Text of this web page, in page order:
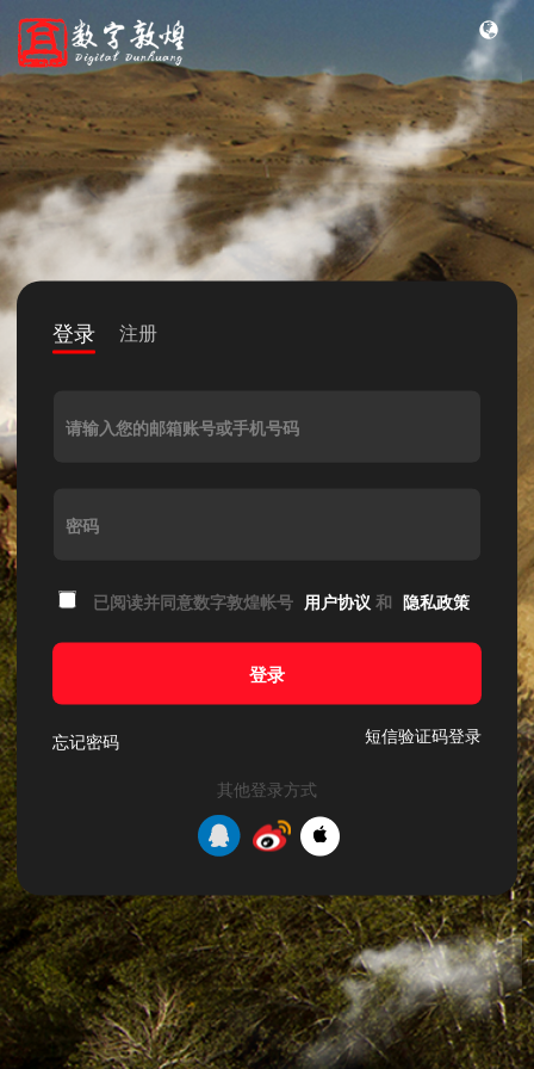
登录 注册
请输入您的邮箱账号或手机号码
密码
已阅读并同意数字敦煌帐号 用户协议 和 隐私政策
登录
忘记密码 短信验证码登录
其他登录方式